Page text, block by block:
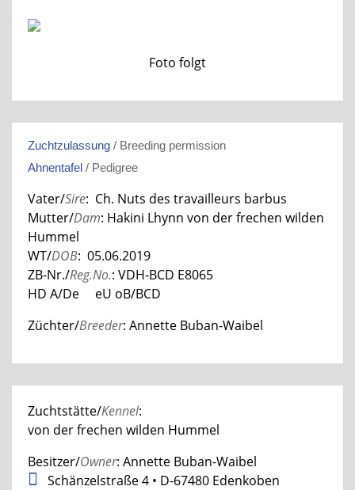
Foto folgt
Zuchtzulassung / Breeding permission
Ahnentafel / Pedigree
Vater/Sire: Ch. Nuts des travailleurs barbus
Mutter/Dam: Hakini Lhynn von der frechen wilden
Hummel
WT/DOB: 05.06.2019
ZB-Nr./Reg.No.: VDH-BCD E8065
HD A/De eU oB/BCD
Züchter/Breeder: Annette Buban-Waibel
Zuchtstätte/Kennel:
von der frechen wilden Hummel
Besitzer/Owner: Annette Buban-Waibel
Schänzelstraße 4 • D-67480 Edenkoben